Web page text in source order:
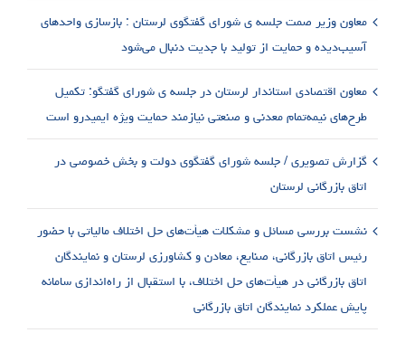
معاون وزیر صمت جلسه ی شورای گفتگوی لرستان : بازسازی واحدهای
آسیب‌دیده و حمایت از تولید با جدیت دنبال می‌شود
معاون اقتصادی استاندار لرستان در جلسه ی شورای گفتگو: تکمیل
طرح‌های نیمه‌تمام معدنی و صنعتی نیازمند حمایت ویژه ایمیدرو است
گزارش تصویری / جلسه شورای گفتگوی دولت و بخش خصوصی در
اتاق بازرگانی لرستان
نشست بررسی مسائل و مشکلات هیأت‌های حل اختلاف مالیاتی با حضور
رئیس اتاق بازرگانی، صنایع، معادن و کشاورزی لرستان و نمایندگان
اتاق بازرگانی در هیأت‌های حل اختلاف، با استقبال از راه‌اندازی سامانه
پایش عملکرد نمایندگان اتاق بازرگانی